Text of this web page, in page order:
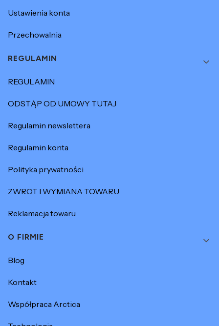
Ustawienia konta
Przechowalnia
REGULAMIN
REGULAMIN
ODSTĄP OD UMOWY TUTAJ
Regulamin newslettera
Regulamin konta
Polityka prywatności
ZWROT I WYMIANA TOWARU
Reklamacja towaru
O FIRMIE
Blog
Kontakt
Współpraca Arctica